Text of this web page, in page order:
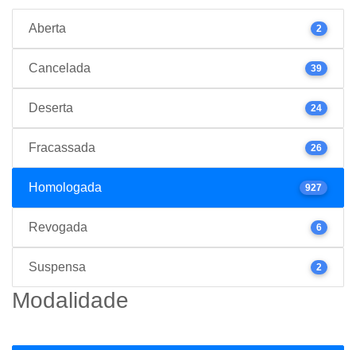
Aberta 2
Cancelada 39
Deserta 24
Fracassada 26
Homologada 927
Revogada 6
Suspensa 2
Modalidade